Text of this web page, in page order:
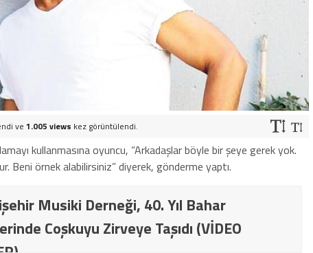
ve 1.005 views kez görüntülendi.
kullanmasına oyuncu, “Arkadaşlar böyle bir şeye gerek yok.
Beni örnek alabilirsiniz” diyerek, gönderme yaptı.
Musiki Derneği, 40. Yıl Bahar
Coşkuyu Zirveye Taşıdı (VİDEO